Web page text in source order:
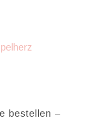
bestellen –